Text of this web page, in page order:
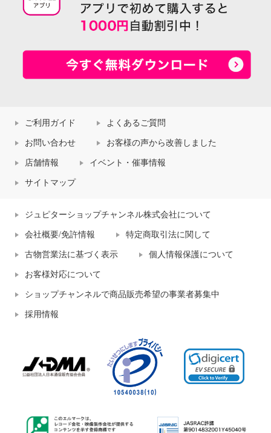
ご利用ガイド よくあるご質問
お問い合わせ お客様の声から改善しました
店舗情報 イベント・催事情報
サイトマップ
ジュピターショップチャンネル株式会社について
会社概要/免許情報 特定商取引法に関して
古物営業法に基づく表示 個人情報保護について
お客様対応について
ショップチャンネルで商品販売希望の事業者募集中
採用情報